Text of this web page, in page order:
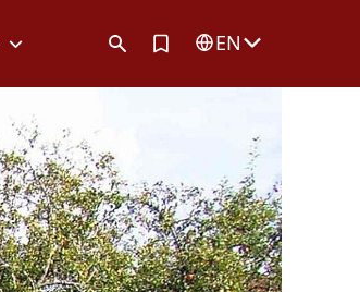
Artikel in Merkliste
EN